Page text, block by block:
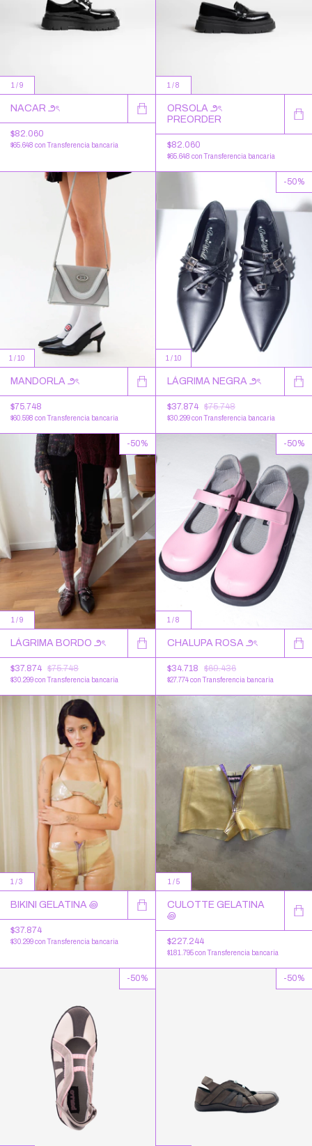
1 /9
NACAR ౨ৎ
$82.060
$65.648 con Transferencia bancaria
1 /8
ORSOLA ౨ৎ
PREORDER
$82.060
$65.648 con Transferencia bancaria
1 /10
MANDORLA ౨ৎ
$75.748
$60.598 con Transferencia bancaria
1 /10
-50%
LÁGRIMA NEGRA ౨ৎ
$37.874 $75.748
$30.299con Transferencia bancaria
1 /9
-50%
LÁGRIMA BORDO ౨ৎ
$37.874 $75.748
$30.299con Transferencia bancaria
1 /8
-50%
CHALUPA ROSA ౨ৎ
$34.718 $69.436
$27.774con Transferencia bancaria
1 /3
BIKINI GELATINA ꩜
$37.874
$30.299con Transferencia bancaria
1 /5
CULOTTE GELATINA
꩜
$227.244
$181.795con Transferencia bancaria
-50% -50%